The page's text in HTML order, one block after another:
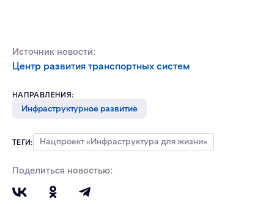
Источник новости:
Центр развития транспортных систем
НАПРАВЛЕНИЯ:
Инфраструктурное развитие
ТЕГИ: Нацпроект «Инфраструктура для жизни»
Поделиться новостью: